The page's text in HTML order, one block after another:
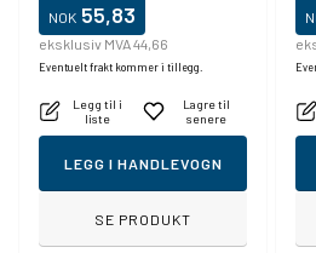
NOK 55,83
eksklusiv MVA 44,66
Eventuelt frakt kommer i tillegg.
Legg til i
liste
Lagre til
senere
LEGG I HANDLEVOGN
SE PRODUKT